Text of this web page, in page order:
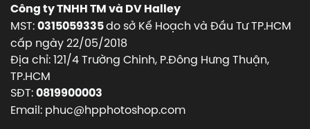
Công ty TNHH TM và DV Halley
MST:0315059335do sở Kế Hoạch và Đầu Tư TP.HCM
cấp ngày 22/05/2018
Địa chỉ: 121/4 Trường Chinh, P.Đông Hưng Thuận,
TP.HCM
SĐT:0819900003
Email: phuc@hpphotoshop.com